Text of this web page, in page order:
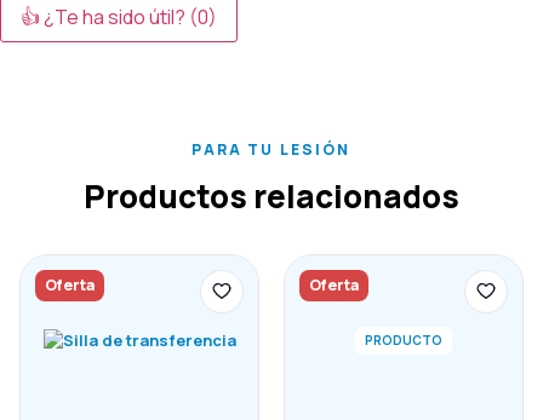
👍 ¿Te ha sido útil? (0)
PARA TU LESIÓN
Productos relacionados
Oferta Oferta
PRODUCTO